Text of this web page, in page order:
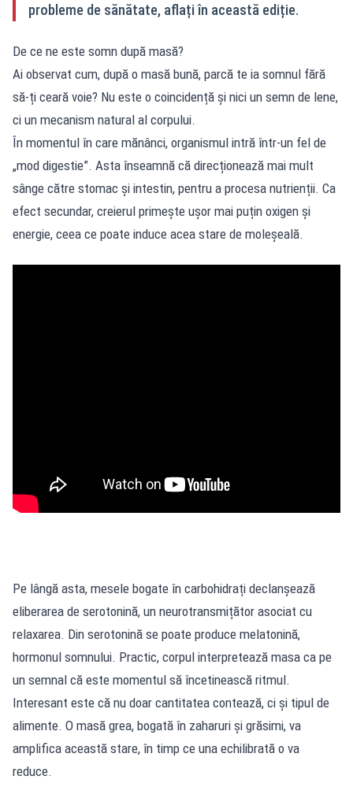
probleme de sănătate, aflați în această ediție.
De ce ne este somn după masă?
Ai observat cum, după o masă bună, parcă te ia somnul fără
să-ți ceară voie? Nu este o coincidență și nici un semn de lene,
ci un mecanism natural al corpului.
În momentul în care mănânci, organismul intră într-un fel de
„mod digestie”. Asta înseamnă că direcționează mai mult
sânge către stomac și intestin, pentru a procesa nutrienții. Ca
efect secundar, creierul primește ușor mai puțin oxigen și
energie, ceea ce poate induce acea stare de moleșeală.
Pe lângă asta, mesele bogate în carbohidrați declanșează
eliberarea de serotonină, un neurotransmițător asociat cu
relaxarea. Din serotonină se poate produce melatonină,
hormonul somnului. Practic, corpul interpretează masa ca pe
un semnal că este momentul să încetinească ritmul.
Interesant este că nu doar cantitatea contează, ci și tipul de
alimente. O masă grea, bogată în zaharuri și grăsimi, va
amplifica această stare, în timp ce una echilibrată o va
reduce.